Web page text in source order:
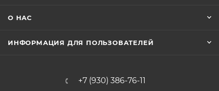
О НАС
ИНФОРМАЦИЯ ДЛЯ ПОЛЬЗОВАТЕЛЕЙ
+7 (930) 386-76-11